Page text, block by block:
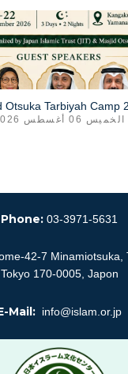
Otsuka Tarbiyah Camp
الخميس 06 أغسطس 2026
Phone: 03-3971-5631
42-7 Minamiotsuka,
Tokyo 170-0005, Japon
Mail: info@islam.or.jp